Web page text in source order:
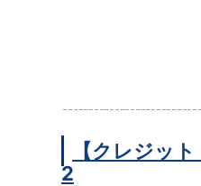
【クレジッ
2